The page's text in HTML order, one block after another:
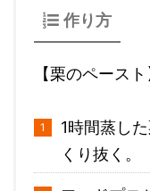
作り方
【栗のペースト
1時間蒸し
くり抜く。